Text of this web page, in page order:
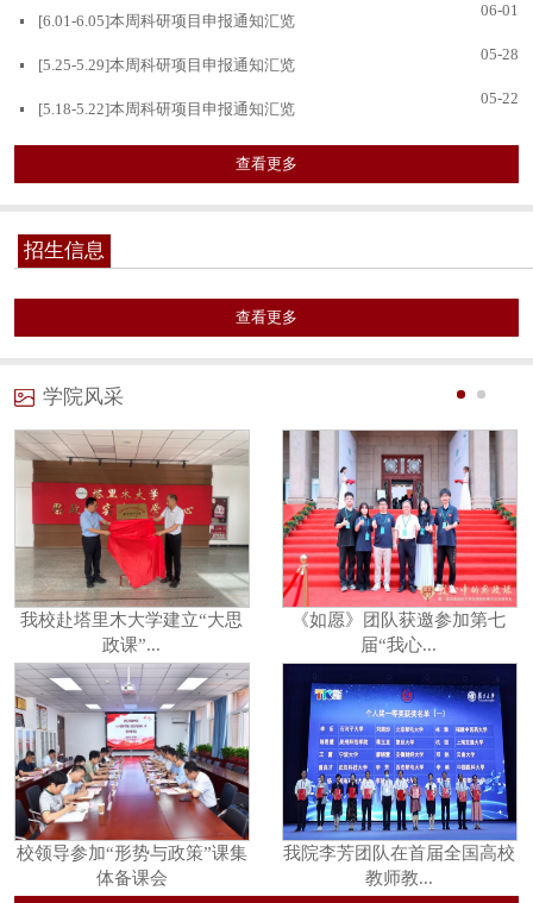
[6.01-6.05]本周科研项目申报通知汇览
06-01
[5.25-5.29]本周科研项目申报通知汇览
05-28
[5.18-5.22]本周科研项目申报通知汇览
05-22
查看更多
招生信息
查看更多
学院风采
我校赴塔里木大学建立“大思
政课”...
《如愿》团队获邀参加第七
届“我心...
校领导参加“形势与政策”课集
体备课会
我院李芳团队在首届全国高校
教师教...